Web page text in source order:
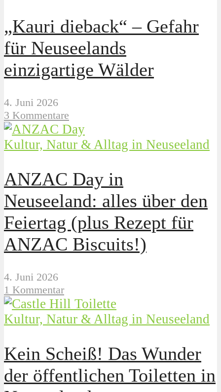
„Kauri dieback“ – Gefahr
für Neuseelands
einzigartige Wälder
4. Juni 2026
3 Kommentare
Kultur, Natur & Alltag in Neuseeland
ANZAC Day in
Neuseeland: alles über den
Feiertag (plus Rezept für
ANZAC Biscuits!)
4. Juni 2026
1 Kommentar
Kultur, Natur & Alltag in Neuseeland
Kein Scheiß! Das Wunder
der öffentlichen Toiletten in